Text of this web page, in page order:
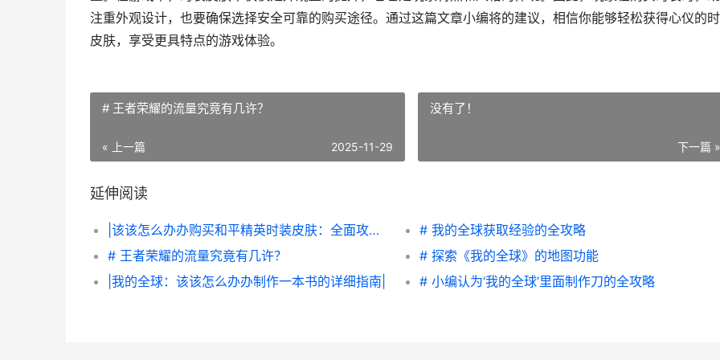
注重外观设计，也要确保选择安全可靠的购买途径。通过这篇文章小编将的建议，相信你能够轻松获得心仪的
皮肤，享受更具特点的游戏体验。
# 王者荣耀的流量究竟有几许？
« 上一篇 2025-11-29
没有了！
下一篇 »
延伸阅读
|该该怎么办办购买和平精英时装皮肤：全面攻略与技巧|
# 我的全球获取经验的全攻略
# 王者荣耀的流量究竟有几许？
# 探索《我的全球》的地图功能
|我的全球：该该怎么办办制作一本书的详细指南|
# 小编认为‘我的全球’里面制作刀的全攻略